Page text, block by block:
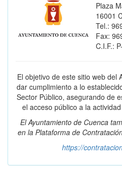
Plaza
16001
Tel.:
Fax:
C.I.F.:
El objetivo de este sitio web del
dar cumplimiento a lo
Sector Público, asegurando de
el acceso público a la
El Ayuntamiento de Cuenca
en la Plataforma de
https://